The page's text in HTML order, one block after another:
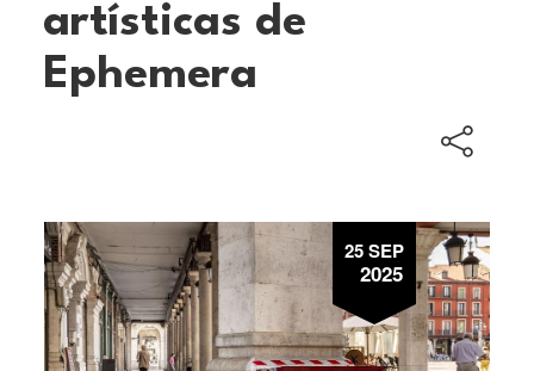
artísticas de
Ephemera
25 SEP
2025